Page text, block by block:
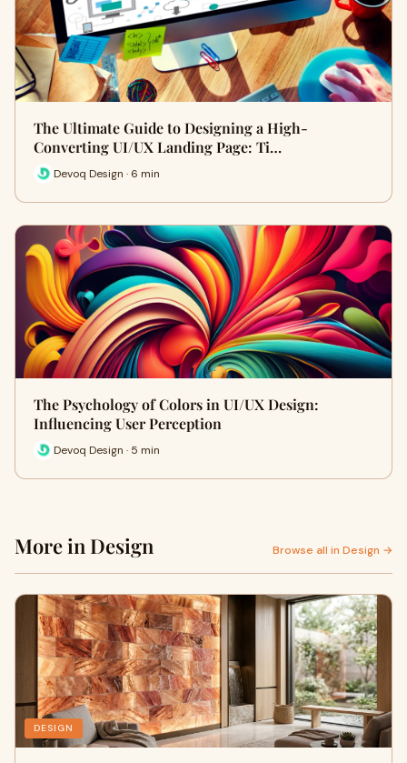
The Ultimate Guide to Designing a High-
Converting UI/UX Landing Page: Ti…
Devoq Design · 6 min
The Psychology of Colors in UI/UX Design:
Influencing User Perception
Devoq Design · 5 min
More in Design Browse all in Design →
DESIGN